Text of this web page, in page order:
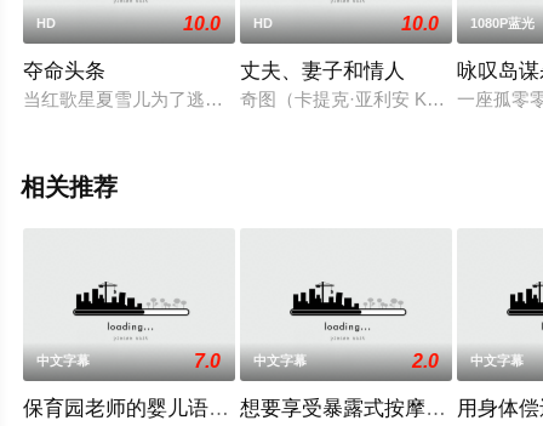
HD 10.0
夺命头条
当红歌星夏雪儿为了逃离纷乱的娱乐圈以及变态母亲的束缚，
HD 10.0
丈夫、妻子和情人
奇图（卡提克·亚利安 Kartik Aaryan
1080P蓝光
咏叹岛
一座孤零
相关推荐
中文字幕 7.0
保育园老师的婴儿语让人超兴奋
中文字幕 2.0
想要享受暴露式按摩的已婚女子
中文字幕
用身体